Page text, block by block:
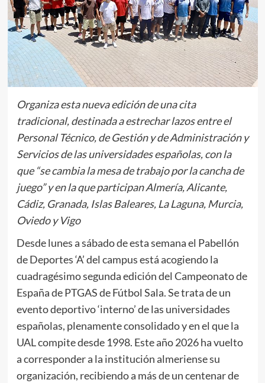
Organiza esta nueva edición de una cita
tradicional, destinada a estrechar lazos entre el
Personal Técnico, de Gestión y de Administración y
Servicios de las universidades españolas, con la
que “se cambia la mesa de trabajo por la cancha de
juego” y en la que participan Almería, Alicante,
Cádiz, Granada, Islas Baleares, La Laguna, Murcia,
Oviedo y Vigo
Desde lunes a sábado de esta semana el Pabellón
de Deportes ‘A’ del campus está acogiendo la
cuadragésimo segunda edición del Campeonato de
España de PTGAS de Fútbol Sala. Se trata de un
evento deportivo ‘interno’ de las universidades
españolas, plenamente consolidado y en el que la
UAL compite desde 1998. Este año 2026 ha vuelto
a corresponder a la institución almeriense su
organización, recibiendo a más de un centenar de